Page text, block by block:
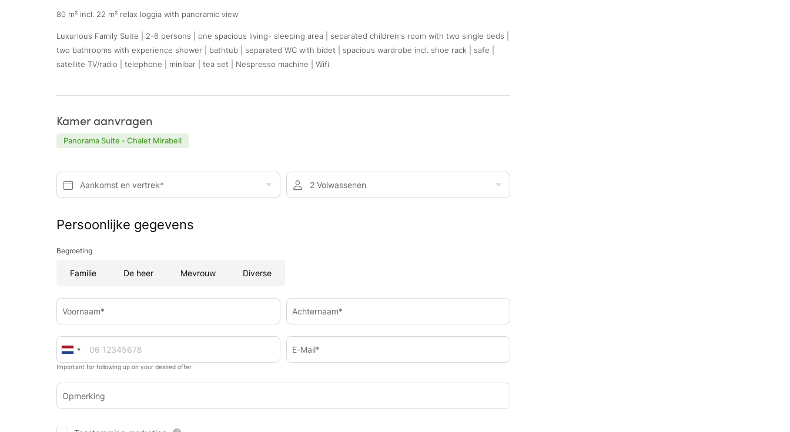
80 m² incl. 22 m² relax loggia with panoramic view
Luxurious Family Suite | 2-6 persons | one spacious living- sleeping area | separated children's room with two single beds |
two bathrooms with experience shower | bathtub | separated WC with bidet | spacious wardrobe incl. shoe rack | safe |
satellite TV/radio | telephone | minibar | tea set | Nespresso machine | Wifi
Kamer aanvragen
Panorama Suite - Chalet Mirabell
Aankomst en vertrek* 2 Volwassenen
Persoonlijke gegevens
Begroeting
Familie De heer Mevrouw Diverse
Voornaam* Achternaam*
Important for following up on your desired offer
E-Mail*
Opmerking